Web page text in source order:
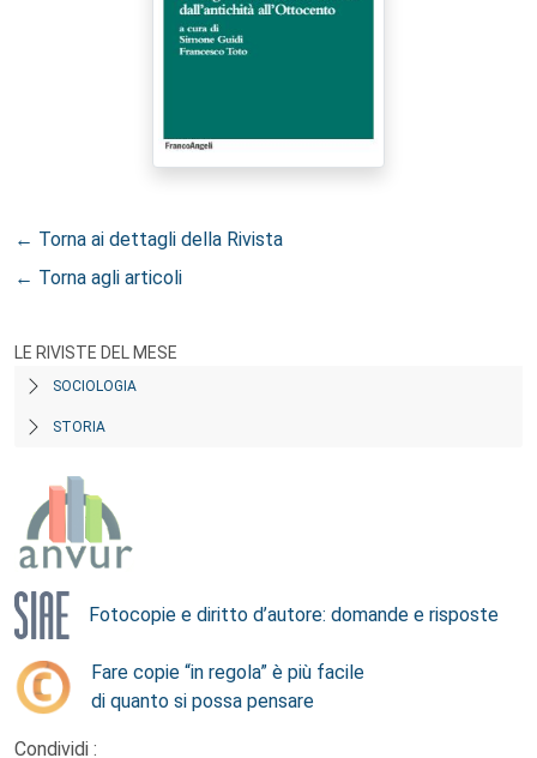
← Torna ai dettagli della Rivista
← Torna agli articoli
LE RIVISTE DEL MESE
SOCIOLOGIA
STORIA
Fotocopie e diritto d’autore: domande e risposte
Fare copie “in regola” è più facile
di quanto si possa pensare
Condividi :